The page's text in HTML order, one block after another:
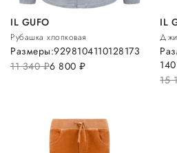
IL GUFO
Рубашка хлопковая
11 340руб.6 800 руб.
Размеры:9298104110128173
IL
15
140